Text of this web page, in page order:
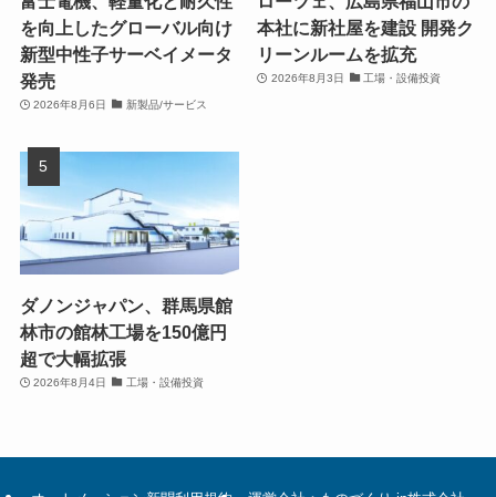
を向上したグローバル向け
新型中性子サーベイメータ
発売
2026年8月6日 新製品/サービス
本社に新社屋を建設 開発ク
リーンルームを拡充
2026年8月3日 工場・設備投資
ダノンジャパン、群馬県館
林市の館林工場を150億円
超で大幅拡張
2026年8月4日 工場・設備投資